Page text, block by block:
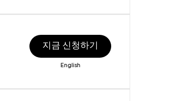
지금 신청하기
English